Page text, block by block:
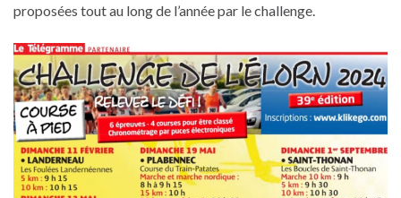
proposées tout au long de l’année par le challenge.